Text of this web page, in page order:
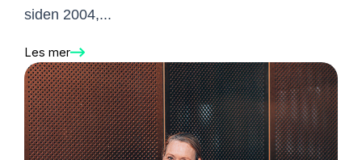
siden 2004,...
Les mer